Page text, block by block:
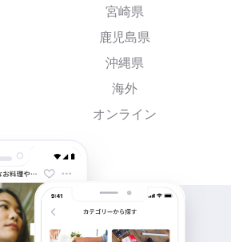
宮崎県
鹿児島県
沖縄県
海外
オンライン